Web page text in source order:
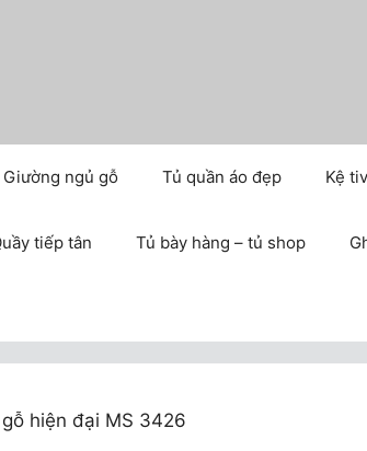
Giường ngủ gỗ Tủ quần áo đẹp Kệ
tiếp tân Tủ bày hàng – tủ shop
hiện đại MS 3426